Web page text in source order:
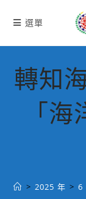
選單
轉知
「
> 2025 年 > 6